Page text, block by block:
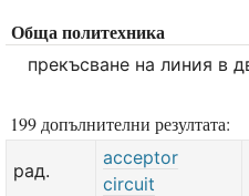
Обща политехника
прекъсване на линия в
199 допълнителни резултата:
рад.
acceptor
circuit